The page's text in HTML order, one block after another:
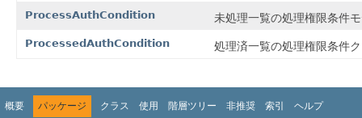
ProcessAuthCondition 未処理一覧の処理権限条件
ProcessedAuthCondition 処理済一覧の処理権限条件
概要 パッケージ クラス 使用 階層ツリー 非推奨 索引 ヘルプ